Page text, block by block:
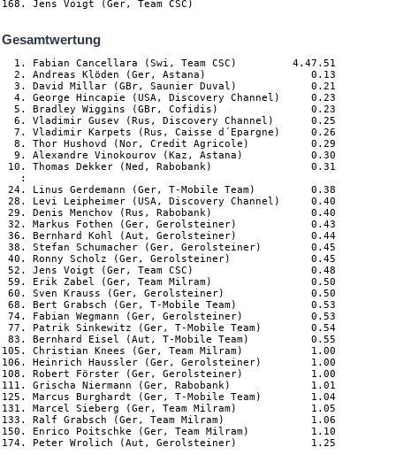
Gesamtwertung
  1. Fabian Cancellara (Swi, Team CSC)         4.47.51
  2. Andreas Klöden (Ger, Astana)                 0.13
  3. David Millar (GBr, Saunier Duval)            0.21
  4. George Hincapie (USA, Discovery Channel)     0.23
  5. Bradley Wiggins (GBr, Cofidis)               0.23
  6. Vladimir Gusev (Rus, Discovery Channel)      0.25
  7. Vladimir Karpets (Rus, Caisse d´Epargne)     0.26
  8. Thor Hushovd (Nor, Credit Agricole)          0.29
  9. Alexandre Vinokourov (Kaz, Astana)           0.30
10. Thomas Dekker (Ned, Rabobank)                0.31
   :
24. Linus Gerdemann (Ger, T-Mobile Team)         0.38
28. Levi Leipheimer (USA, Discovery Channel)     0.40
29. Denis Menchov (Rus, Rabobank)                0.40
32. Markus Fothen (Ger, Gerolsteiner)            0.43
36. Bernhard Kohl (Aut, Gerolsteiner)            0.44
38. Stefan Schumacher (Ger, Gerolsteiner)        0.45
40. Ronny Scholz (Ger, Gerolsteiner)             0.45
52. Jens Voigt (Ger, Team CSC)                   0.48
59. Erik Zabel (Ger, Team Milram)                0.50
60. Sven Krauss (Ger, Gerolsteiner)              0.50
68. Bert Grabsch (Ger, T-Mobile Team)            0.53
74. Fabian Wegmann (Ger, Gerolsteiner)           0.53
77. Patrik Sinkewitz (Ger, T-Mobile Team)        0.54
83. Bernhard Eisel (Aut, T-Mobile Team)          0.55
105. Christian Knees (Ger, Team Milram)           1.00
106. Heinrich Haussler (Ger, Gerolsteiner)        1.00
108. Robert Förster (Ger, Gerolsteiner)           1.00
111. Grischa Niermann (Ger, Rabobank)             1.01
125. Marcus Burghardt (Ger, T-Mobile Team)        1.04
131. Marcel Sieberg (Ger, Team Milram)            1.05
133. Ralf Grabsch (Ger, Team Milram)              1.06
150. Enrico Poitschke (Ger, Team Milram)          1.10